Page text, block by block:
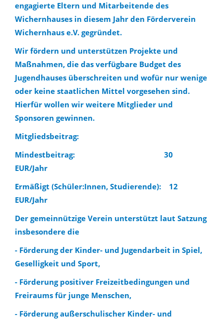
engagierte Eltern und Mitarbeitende des
Wichernhauses in diesem Jahr den Förderverein
Wichernhaus e.V. gegründet.
Wir fördern und unterstützen Projekte und
Maßnahmen, die das verfügbare Budget des
Jugendhauses überschreiten und wofür nur wenige
oder keine staatlichen Mittel vorgesehen sind.
Hierfür wollen wir weitere Mitglieder und
Sponsoren gewinnen.
Mitgliedsbeitrag:
Mindestbeitrag:
30
EUR/Jahr
Ermäßigt (Schüler:Innen, Studierende):
12
EUR/Jahr
Der gemeinnützige Verein unterstützt laut Satzung
insbesondere die
- Förderung der Kinder- und Jugendarbeit in Spiel,
Geselligkeit und Sport,
- Förderung positiver Freizeitbedingungen und
Freiraums für junge Menschen,
- Förderung außerschulischer Kinder- und